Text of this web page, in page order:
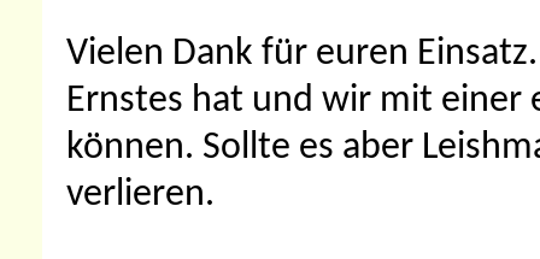
Vielen Dank für euren
Ernstes hat und wir mit einer
können. Sollte es aber
verlieren.